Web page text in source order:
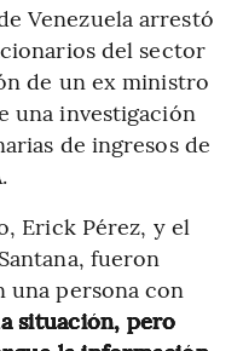
Venezuela arrestó
del sector
de un ex ministro
una investigación
de ingresos de
Erick Pérez, y el
fueron
una persona con
situación, pero